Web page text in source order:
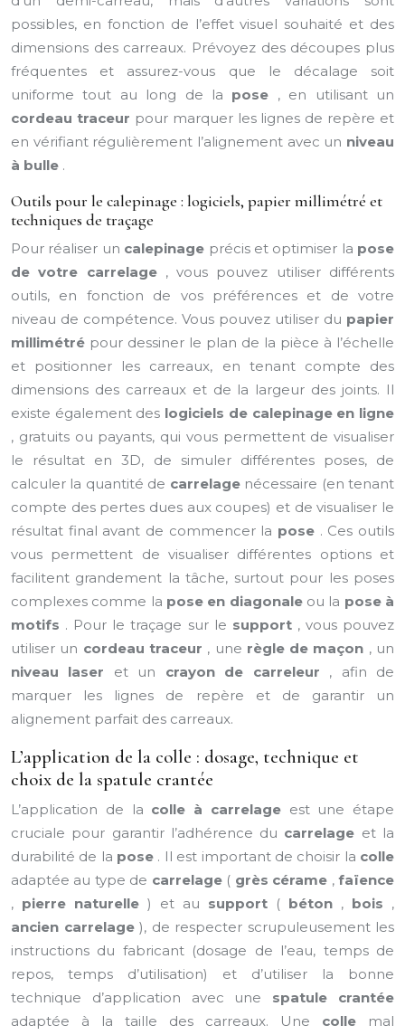
possibles, en fonction de l’effet visuel souhaité et des
dimensions des carreaux. Prévoyez des découpes plus
fréquentes et assurez-vous que le décalage soit
uniforme tout au long de la pose , en utilisant un
cordeau traceur pour marquer les lignes de repère et
en vérifiant régulièrement l’alignement avec un niveau
à bulle .
Outils pour le calepinage : logiciels, papier millimétré et
techniques de traçage
Pour réaliser un calepinage précis et optimiser la pose
de votre carrelage , vous pouvez utiliser différents
outils, en fonction de vos préférences et de votre
niveau de compétence. Vous pouvez utiliser du papier
millimétré pour dessiner le plan de la pièce à l’échelle
et positionner les carreaux, en tenant compte des
dimensions des carreaux et de la largeur des joints. Il
existe également des logiciels de calepinage en ligne
, gratuits ou payants, qui vous permettent de visualiser
le résultat en 3D, de simuler différentes poses, de
calculer la quantité de carrelage nécessaire (en tenant
compte des pertes dues aux coupes) et de visualiser le
résultat final avant de commencer la pose . Ces outils
vous permettent de visualiser différentes options et
facilitent grandement la tâche, surtout pour les poses
complexes comme la pose en diagonale ou la pose à
motifs . Pour le traçage sur le support , vous pouvez
utiliser un cordeau traceur , une règle de maçon , un
niveau laser et un crayon de carreleur , afin de
marquer les lignes de repère et de garantir un
alignement parfait des carreaux.
L’application de la colle : dosage, technique et
choix de la spatule crantée
L’application de la colle à carrelage est une étape
cruciale pour garantir l’adhérence du carrelage et la
durabilité de la pose . Il est important de choisir la colle
adaptée au type de carrelage ( grès cérame ,faïence
, pierre naturelle ) et au support ( béton , bois ,
ancien carrelage ), de respecter scrupuleusement les
instructions du fabricant (dosage de l’eau, temps de
repos, temps d’utilisation) et d’utiliser la bonne
technique d’application avec une spatule crantée
adaptée à la taille des carreaux. Une colle
mal